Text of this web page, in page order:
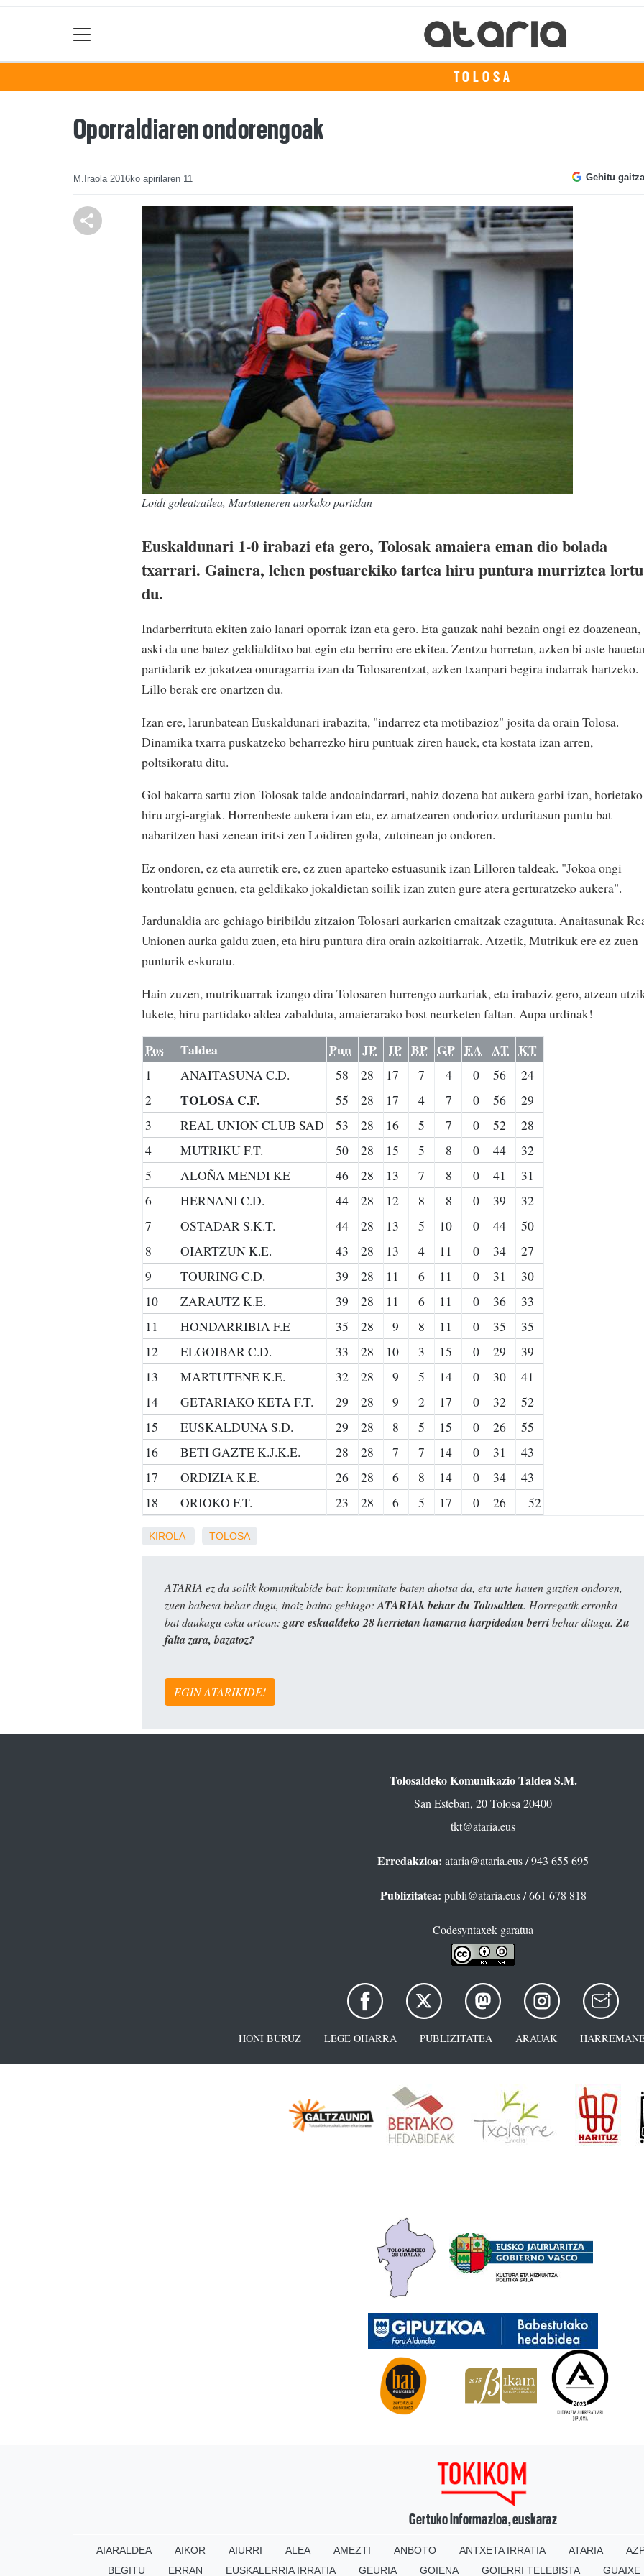
TOLOSA
Oporraldiaren ondorengoak
M.Iraola 2016ko apirilaren 11 Gehitu
Loidi goleatzailea, Martuteneren aurkako partidan
Euskaldunari 1-0 irabazi eta gero, Tolosak amaiera eman dio bolada
txarrari. Gainera, lehen postuarekiko tartea hiru puntura murriztea lortu
du.
Indarberrituta ekiten zaio lanari oporrak izan eta gero. Eta gauzak nahi bezain ongi ez doazenean,
aski da une batez geldialditxo bat egin eta berriro ere ekitea. Zentzu horretan, azken bi aste
partidarik ez jokatzea onuragarria izan da Tolosarentzat, azken txanpari begira indarrak hartzeko.
Lillo berak ere onartzen du.
Izan ere, larunbatean Euskaldunari irabazita, "indarrez eta motibazioz" josita da orain Tolosa.
Dinamika txarra puskatzeko beharrezko hiru puntuak ziren hauek, eta kostata izan arren,
poltsikoratu ditu.
Gol bakarra sartu zion Tolosak talde andoaindarrari, nahiz dozena bat aukera garbi izan, horietako
hiru argi-argiak. Horrenbeste aukera izan eta, ez amatzearen ondorioz urduritasun puntu bat
nabaritzen hasi zenean iritsi zen Loidiren gola, zutoinean jo ondoren.
Ez ondoren, ez eta aurretik ere, ez zuen aparteko estuasunik izan Lilloren taldeak. "Jokoa ongi
kontrolatu genuen, eta geldikako jokaldietan soilik izan zuten gure atera gerturatzeko aukera".
Jardunaldia are gehiago biribildu zitzaion Tolosari aurkarien emaitzak ezagututa. Anaitasunak
Unionen aurka galdu zuen, eta hiru puntura dira orain azkoitiarrak. Atzetik, Mutrikuk ere ez zuen
punturik eskuratu.
Hain zuzen, mutrikuarrak izango dira Tolosaren hurrengo aurkariak, eta irabaziz gero, atzean
lukete, hiru partidako aldea zabalduta, amaierarako bost neurketen faltan. Aupa urdinak!
Pos Taldea Pun JP IP BP GP EA AT KT
1 ANAITASUNA C.D. 58 28 17 7 4 0 56
24
2
TOLOSA C.F. 55 28 17 4 7 0 56
29
3
REAL UNION CLUB SAD 53 28 16 5 7 0 52
28
4
MUTRIKU F.T. 50 28 15 5 8 0 44
32
5
ALOÑA MENDI KE 46 28 13 7 8 0 41
31
6
HERNANI C.D. 44 28 12 8 8 0 39
32
7
OSTADAR S.K.T. 44 28 13 5 10 0 44
50
8
OIARTZUN K.E. 43 28 13 4 11 0 34
27
9
TOURING C.D. 39 28 11 6 11 0 31
30
10
ZARAUTZ K.E. 39 28 11 6 11 0 36
33
11
HONDARRIBIA F.E 35 28 9 8 11 0 35
35
12
ELGOIBAR C.D. 33 28 10 3 15 0 29
39
13
MARTUTENE K.E. 32 28 9 5 14 0 30
41
14
GETARIAKO KETA F.T. 29 28 9 2 17 0 32
52
15
EUSKALDUNA S.D. 29 28 8 5 15 0 26
55
16
BETI GAZTE K.J.K.E. 28 28 7 7 14 0 31
43
17
ORDIZIA K.E. 26 28 6 8 14 0 34
43
18
ORIOKO F.T. 23 28 6 5 17 0 26 52
KIROLA TOLOSA
ATARIA ez da soilik komunikabide bat: komunitate baten ahotsa da, eta urte hauen guztien ondoren,
zuen babesa behar dugu, inoiz baino gehiago:ATARIAk behar du Tolosaldea. Horregatik erronka
bat daukagu esku artean: gure eskualdeko 28 herrietan hamarna harpidedun berribehar ditugu. Zu
falta zara, bazatoz?
EGIN ATARIKIDE!
Tolosaldeko Komunikazio Taldea S.M.
San Esteban, 20 Tolosa 20400
tkt@ataria.eus
Erredakzioa: ataria@ataria.eus/ 943 655 695
Publizitatea: publi@ataria.eus/ 661 678 818
Codesyntaxek garatua
HONI BURUZ LEGE OHARRA PUBLIZITATEA ARAUAK
Gertuko informazioa, euskaraz
AIARALDEA AIKOR AIURRI ALEA AMEZTI ANBOTO ANTXETA IRRATIA ATARIA
BEGITU
ERRAN EUSKALERRIA IRRATIA GEURIA GOIENA GOIERRI TELEBISTA GUAIXE